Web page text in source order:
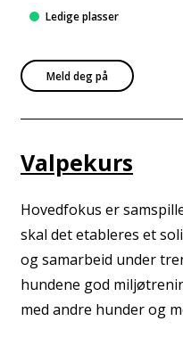
Meld deg på
Ledige plasser
Valpekurs
Hovedfokus er
skal det etableres et
og samarbeid under
hundene god
med andre hunder og